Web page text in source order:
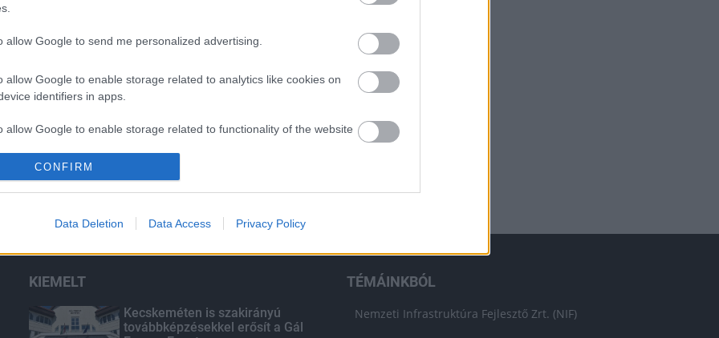
allow Google to send me personalized advertising.
allow Google to enable storage related to analytics like cookies on
identifiers in apps.
allow Google to enable storage related to functionality of the website
allow Google to enable storage related to personalization.
allow Google to enable storage related to security, including
functionality and fraud prevention, and other user protection.
CONFIRM
Data Deletion Data Access Privacy Policy
az
KIEMELT
Kecskeméten is szakirányú
továbbképzésekkel erősít a Gál
TÉMÁINKBÓL
Nemzeti Infrastruktúra Fejlesztő Zrt. (NIF)